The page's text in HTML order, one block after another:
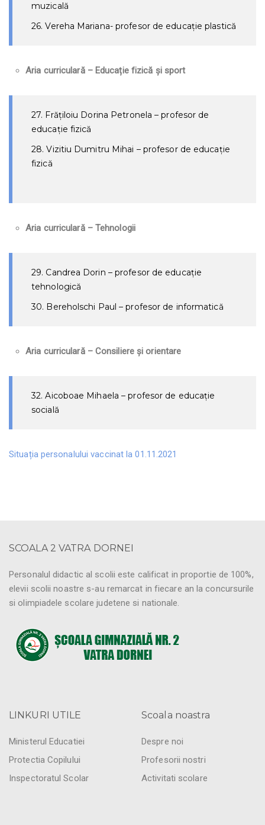
muzicală
26. Vereha Mariana- profesor de educație plastică
Aria curriculară – Educație fizică și sport
27. Frățiloiu Dorina Petronela – profesor de
educație fizică
28. Vizitiu Dumitru Mihai – profesor de educație
fizică
Aria curriculară – Tehnologii
29. Candrea Dorin – profesor de educație
tehnologică
30. Bereholschi Paul – profesor de informatică
Aria curriculară – Consiliere și orientare
32. Aicoboae Mihaela – profesor de educație
socială
Situația personalului vaccinat la 01.11.2021
SCOALA 2 VATRA DORNEI
Personalul didactic al scolii este calificat in proportie de 100%,
elevii scolii noastre s-au remarcat in fiecare an la concursurile
si olimpiadele scolare judetene si nationale.
LINKURI UTILE
Ministerul Educatiei
Protectia Copilului
Inspectoratul Scolar
Scoala noastra
Despre noi
Profesorii nostri
Activitati scolare